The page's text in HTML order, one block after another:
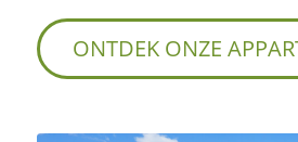
ONTDEK ONZE